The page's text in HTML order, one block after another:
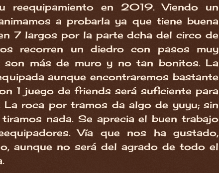
reequipamiento en 2019. Viendo un
a probarla ya que tiene buena
7 largos por la parte dcha del circo de
recorren un diedro con pasos muy
más de muro y no tan bonitos. La
aunque encontraremos bastante
1 juego de friends será suficiente para
La roca por tramos da algo de yuyu; sin
nada. Se aprecia el buen trabajo
Vía que nos ha gustado,
aunque no será del agrado de todo el